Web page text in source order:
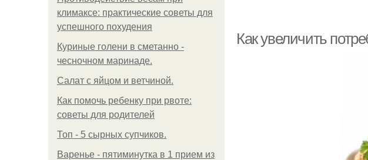
климаксе: практические советы для
успешного похудения
Куриные голени в сметанно -
чесночном маринаде.
Салат с яйцом и ветчиной.
Как помочь ребенку при рвоте:
советы для родителей
Топ - 5 сырных супчиков.
Варенье - пятиминутка в 1 прием из
Как увеличить